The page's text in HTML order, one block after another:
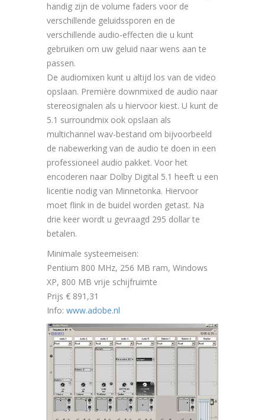
handig zijn de volume faders voor de
verschillende geluidssporen en de
verschillende audio-effecten die u kunt
gebruiken om uw geluid naar wens aan te
passen.
De audiomixen kunt u altijd los van de video
opslaan. Première downmixed de audio naar
stereosignalen als u hiervoor kiest. U kunt de
5.1 surroundmix ook opslaan als
multichannel wav-bestand om bijvoorbeeld
de nabewerking van de audio te doen in een
professioneel audio pakket. Voor het
encoderen naar Dolby Digital 5.1 heeft u een
licentie nodig van Minnetonka. Hiervoor
moet flink in de buidel worden getast. Na
drie keer wordt u gevraagd 295 dollar te
betalen.
Minimale systeemeisen:
Pentium 800 MHz, 256 MB ram, Windows
XP, 800 MB vrije schijfruimte
Prijs € 891,31
Info: www.adobe.nl